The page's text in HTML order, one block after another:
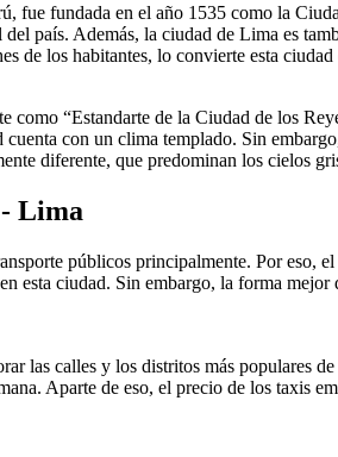
fue fundada en el año 1535 como la
país. Además, la ciudad de Lima es
de los habitantes, lo convierte esta
“Estandarte de la Ciudad de los
con un clima templado. Sin
diferente, que predominan los cielos
Lima
públicos principalmente. Por eso,
esta ciudad. Sin embargo, la forma
las calles y los distritos más populares
Aparte de eso, el precio de los taxis